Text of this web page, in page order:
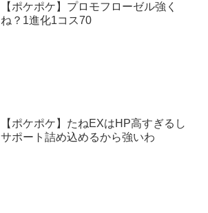
【ポケポケ】プロモフローゼル強く
ね？1進化1コス70
【ポケポケ】たねEXはHP高すぎるし
サポート詰め込めるから強いわ